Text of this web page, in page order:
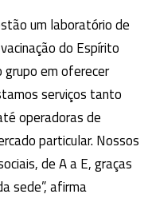
um laboratório de
do Espírito
em oferecer
serviços tanto
operadoras de
particular. Nossos
de A a E, graças
sede”, afirma